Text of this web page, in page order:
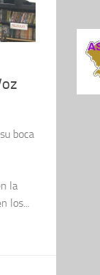
boca
la
los...